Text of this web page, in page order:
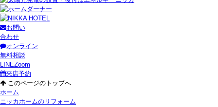
お問い
合わせ
オンライン
無料相談
LINEZoom
来店予約
このページのトップへ
ホーム
ニッカホームのリフォーム